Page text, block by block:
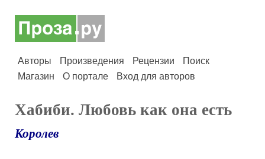
Авторы Произведения Рецензии
Поиск
Магазин
О портале Вход для авторов
Хабиби. Любовь как она есть
Королев